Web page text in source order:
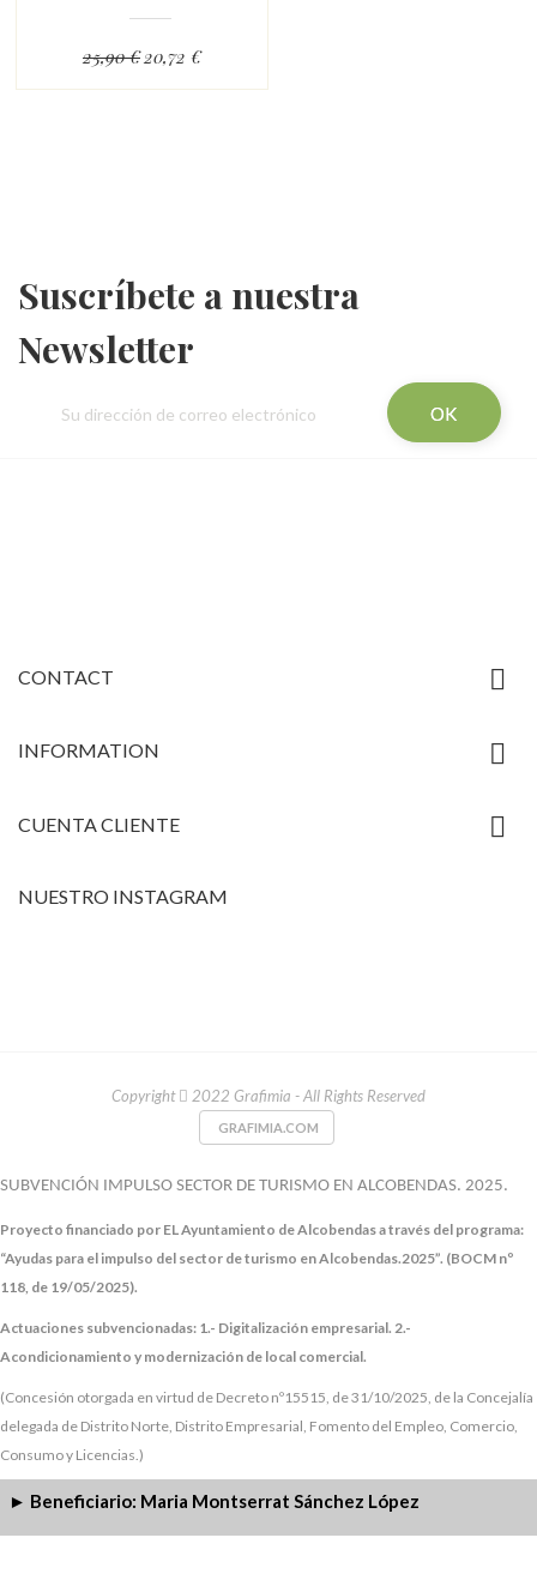
25,90 €20,72 €
Suscríbete a nuestra
Newsletter
CONTACT 
INFORMATION 
CUENTA CLIENTE 
NUESTRO INSTAGRAM
Copyright 2022 Grafimia - All Rights Reserved
GRAFIMIA.COM
SUBVENCIÓN IMPULSO SECTOR DE TURISMO EN ALCOBENDAS. 2025.
Proyecto financiado por EL Ayuntamiento de Alcobendas a través del programa:
“Ayudas para el impulso del sector de turismo en Alcobendas.2025”. (BOCM nº
118, de 19/05/2025).
Actuaciones subvencionadas: 1.- Digitalización empresarial. 2.-
Acondicionamiento y modernización de local comercial.
(Concesión otorgada en virtud de Decreto nº15515, de 31/10/2025, de la Concejalía
delegada de Distrito Norte, Distrito Empresarial, Fomento del Empleo, Comercio,
Consumo y Licencias.)
► Beneficiario: Maria Montserrat Sánchez López